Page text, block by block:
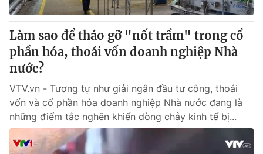
VTV4 Vươn mình bằng AI
VTV9 VTV8
THỜI BÁO VTV
Làm sao để tháo gỡ "nốt trầm" trong cổ
phần hóa, thoái vốn doanh nghiệp Nhà
nước?
VTV.vn - Tương tự như giải ngân đầu tư công, thoái
vốn và cổ phần hóa doanh nghiệp Nhà nước đang là
những điểm tắc nghẽn khiến dòng chảy kinh tế bị...